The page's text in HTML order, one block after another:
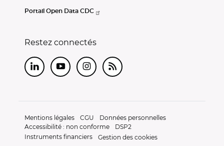
Portail Open Data CDC
Restez connectés
LinkedInYoutubeInstagram
RSS
Mentions légales CGU
Données personnelles
Accessibilité : non conforme
DSP2
Instruments financiers
Gestion des cookies